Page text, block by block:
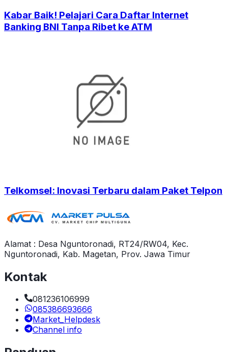
Kabar Baik! Pelajari Cara Daftar Internet
Banking BNI Tanpa Ribet ke ATM
Telkomsel: Inovasi Terbaru dalam Paket Telpon
Alamat : Desa Nguntoronadi, RT24/RW04, Kec.
Nguntoronadi, Kab. Magetan, Prov. Jawa Timur
Kontak
081236106999
085386693666
Market_Helpdesk
Channel info